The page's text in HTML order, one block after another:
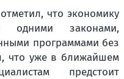
что экономику
одними законами,
программами без
что уже в ближайшем
предстоит